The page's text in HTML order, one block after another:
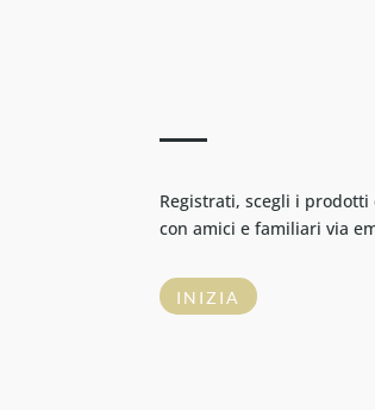
Registrati, scegli i
con amici e familiari via
INIZIA